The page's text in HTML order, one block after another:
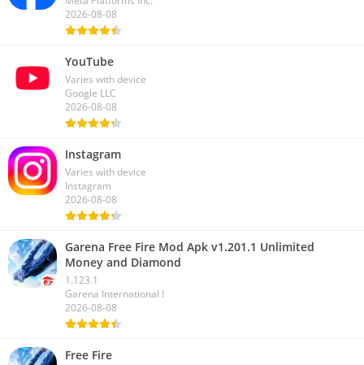
2026-08-08
YouTube
Varies with device
Google LLC
2026-08-08
Instagram
Varies with device
Instagram
2026-08-08
Garena Free Fire Mod Apk v1.201.1 Unlimited
Money and Diamond
1.123.1
Garena International I
2026-08-08
Free Fire